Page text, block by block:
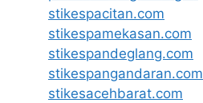
stikespacitan.com
stikespamekasan.com
stikespandeglang.com
stikespangandaran.com
stikesacehbarat.com